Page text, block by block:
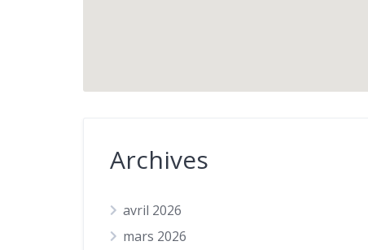
Archives
avril 2026
mars 2026